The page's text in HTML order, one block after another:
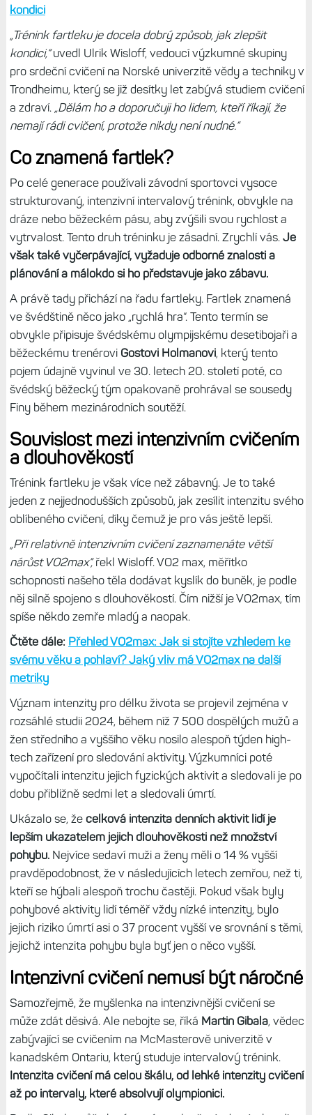
kondici
„Trénink fartleku je docela dobrý způsob, jak zlepšit
kondici,“uvedl Ulrik Wisloff, vedoucí výzkumné skupiny
pro srdeční cvičení na Norské univerzitě vědy a techniky v
Trondheimu, který se již desítky let zabývá studiem cvičení
a zdraví. „Dělám ho a doporučuji ho lidem, kteří říkají, že
nemají rádi cvičení, protože nikdy není nudné.“
Co znamená fartlek?
Po celé generace používali závodní sportovci vysoce
strukturovaný, intenzivní intervalový trénink, obvykle na
dráze nebo běžeckém pásu, aby zvýšili svou rychlost a
vytrvalost. Tento druh tréninku je zásadní. Zrychlí vás. Je
však také vyčerpávající, vyžaduje odborné znalosti a
plánování a málokdo si ho představuje jako zábavu.
A právě tady přichází na řadu fartleky. Fartlek znamená
ve švédštině něco jako „rychlá hra“. Tento termín se
obvykle připisuje švédskému olympijskému desetibojaři a
běžeckému trenérovi Gostovi Holmanovi, který tento
pojem údajně vyvinul ve 30. letech 20. století poté, co
švédský běžecký tým opakovaně prohrával se sousedy
Finy během mezinárodních soutěží.
Souvislost mezi intenzivním cvičením
a dlouhověkostí
Trénink fartleku je však více než zábavný. Je to také
jeden z nejjednodušších způsobů, jak zesílit intenzitu svého
oblíbeného cvičení, díky čemuž je pro vás ještě lepší.
„Při relativně intenzivním cvičení zaznamenáte větší
nárůst VO2max“,řekl Wisloff. VO2 max, měřítko
schopnosti našeho těla dodávat kyslík do buněk, je podle
něj silně spojeno s dlouhověkostí. Čím nižší je VO2max, tím
spíše někdo zemře mladý a naopak.
Čtěte dále: Přehled VO2max: Jak si stojíte vzhledem ke
svému věku a pohlaví? Jaký vliv má VO2max na další
metriky
Význam intenzity pro délku života se projevil zejména v
rozsáhlé studii 2024, během níž 7 500 dospělých mužů a
žen středního a vyššího věku nosilo alespoň týden high-
tech zařízení pro sledování aktivity. Výzkumníci poté
vypočítali intenzitu jejich fyzických aktivit a sledovali je po
dobu přibližně sedmi let a sledovali úmrtí.
Ukázalo se, že celková intenzita denních aktivit lidí je
lepším ukazatelem jejich dlouhověkosti než množství
pohybu.Nejvíce sedaví muži a ženy měli o 14 % vyšší
pravděpodobnost, že v následujících letech zemřou, než ti,
kteří se hýbali alespoň trochu častěji. Pokud však byly
pohybové aktivity lidí téměř vždy nízké intenzity, bylo
jejich riziko úmrtí asi o 37 procent vyšší ve srovnání s těmi,
jejichž intenzita pohybu byla byť jen o něco vyšší.
Intenzivní cvičení nemusí být náročné
Samozřejmě, že myšlenka na intenzivnější cvičení se
může zdát děsivá. Ale nebojte se, říká Martin Gibala, vědec
zabývající se cvičením na McMasterově univerzitě v
kanadském Ontariu, který studuje intervalový trénink.
Intenzita cvičení má celou škálu, od lehké intenzity cvičení
až po intervaly, které absolvují olympionici.